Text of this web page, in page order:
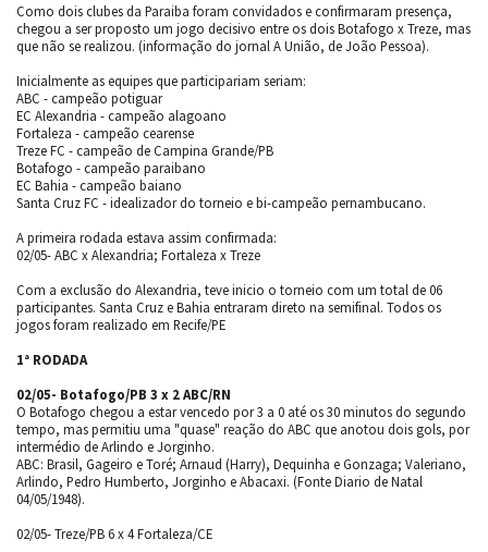
Como dois clubes da Paraiba foram convidados e confirmaram presença,
chegou a ser proposto um jogo decisivo entre os dois Botafogo x Treze, mas
que não se realizou. (informação do jornal A União, de João Pessoa).
Inicialmente as equipes que participariam seriam:
ABC - campeão potiguar
EC Alexandria - campeão alagoano
Fortaleza - campeão cearense
Treze FC - campeão de Campina Grande/PB
Botafogo - campeão paraibano
EC Bahia - campeão baiano
Santa Cruz FC - idealizador do torneio e bi-campeão pernambucano.
A primeira rodada estava assim confirmada:
02/05- ABC x Alexandria; Fortaleza x Treze
Com a exclusão do Alexandria, teve inicio o torneio com um total de 06
participantes. Santa Cruz e Bahia entraram direto na semifinal. Todos os
jogos foram realizado em Recife/PE
1ª RODADA
02/05- Botafogo/PB 3 x 2 ABC/RN
O Botafogo chegou a estar vencedo por 3 a 0 até os 30 minutos do segundo
tempo, mas permitiu uma "quase" reação do ABC que anotou dois gols, por
intermédio de Arlindo e Jorginho.
ABC: Brasil, Gageiro e Toré; Arnaud (Harry), Dequinha e Gonzaga; Valeriano,
Arlindo, Pedro Humberto, Jorginho e Abacaxi. (Fonte Diario de Natal
04/05/1948).
02/05- Treze/PB 6 x 4 Fortaleza/CE